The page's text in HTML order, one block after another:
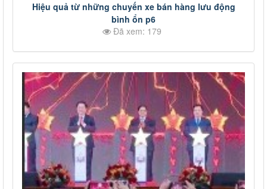
Hiệu quả từ những chuyến xe bán hàng lưu động
bình ổn p6
Đã xem: 179